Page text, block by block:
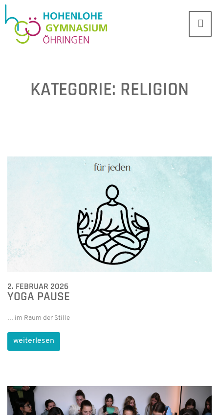
KATEGORIE: RELIGION
2. FEBRUAR 2026
YOGA PAUSE
… im Raum der Stille
weiterlesen